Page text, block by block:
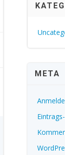
META